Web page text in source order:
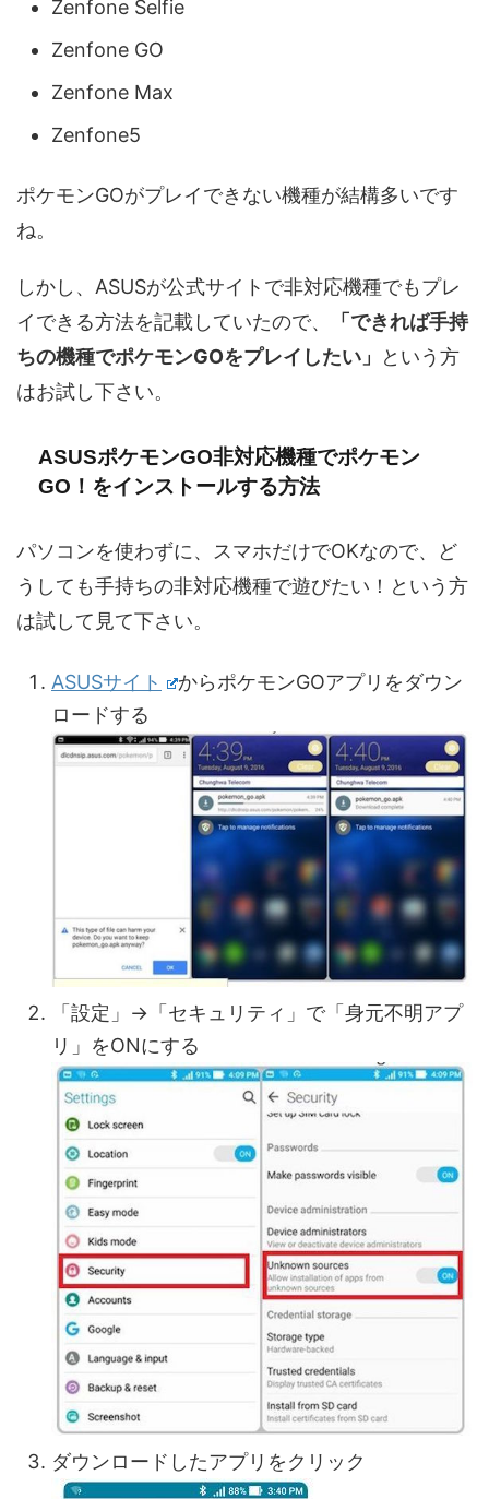
Zenfone Selfie
Zenfone GO
Zenfone Max
Zenfone5
ポケモンGOがプレイできない機種が結構多いです
ね。
しかし、ASUSが公式サイトで非対応機種でもプレ
イできる方法を記載していたので、
「できれば手持
ちの機種でポケモンGOをプレイしたい」
という方
はお試し下さい。
ASUSポケモンGO非対応機種でポケモン
GO！をインストールする方法
パソコンを使わずに、スマホだけでOKなので、ど
うしても手持ちの非対応機種で遊びたい！という方
は試して見て下さい。
ASUSサイト
からポケモンGOアプリをダウン
ロードする
「設定」→「セキュリティ」で「身元不明アプ
リ」をONにする
ダウンロードしたアプリをクリック